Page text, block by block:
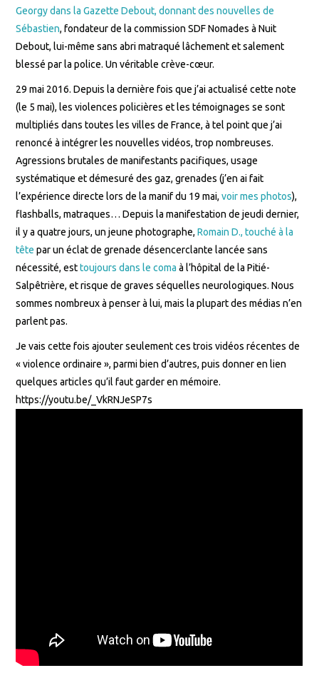
Georgy dans la Gazette Debout, donnant des nouvelles de
Sébastien, fondateur de la commission SDF Nomades à Nuit
Debout, lui-même sans abri matraqué lâchement et salement
blessé par la police. Un véritable crève-cœur.
29 mai 2016. Depuis la dernière fois que j’ai actualisé cette note
(le 5 mai), les violences policières et les témoignages se sont
multipliés dans toutes les villes de France, à tel point que j’ai
renoncé à intégrer les nouvelles vidéos, trop nombreuses.
Agressions brutales de manifestants pacifiques, usage
systématique et démesuré des gaz, grenades (j’en ai fait
l’expérience directe lors de la manif du 19 mai,voir mes photos),
flashballs, matraques… Depuis la manifestation de jeudi dernier,
il y a quatre jours, un jeune photographe,Romain D., touché à la
tête par un éclat de grenade désencerclante lancée sans
nécessité, esttoujours dans le coma à l’hôpital de la Pitié-
Salpêtrière, et risque de graves séquelles neurologiques. Nous
sommes nombreux à penser à lui, mais la plupart des médias n’en
parlent pas.
Je vais cette fois ajouter seulement ces trois vidéos récentes de
« violence ordinaire », parmi bien d’autres, puis donner en lien
quelques articles qu’il faut garder en mémoire.
https://youtu.be/_VkRNJeSP7s